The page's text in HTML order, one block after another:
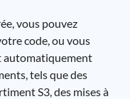
vous pouvez
code, ou vous
automatiquement
tels que des
S3, des mises à